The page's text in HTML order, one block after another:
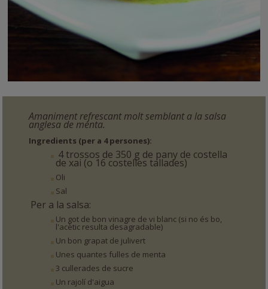
Amaniment refrescant molt semblant a la salsa
anglesa de menta.
Ingredients (per a 4 persones):
4 trossos de 350 g de pany de costella
de xai (o 16 costelles tallades)
Oli
Sal
Per a la salsa:
Un got de bon vinagre de vi blanc (si no és bo,
l'acètic resulta desagradable)
Un bon grapat de julivert
Unes quantes fulles de menta
3 cullerades de sucre
Un rajolí d'aigua